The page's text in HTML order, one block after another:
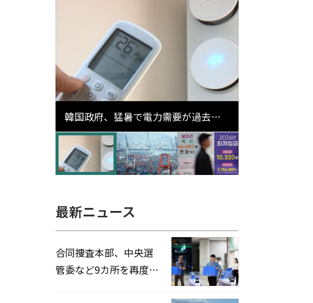
韓国政府、猛暑で電力需要が過去最
高更新の可能性に需給対応体制を点
検
最新ニュース
合同捜査本部、中央選
管委など9カ所を再度家